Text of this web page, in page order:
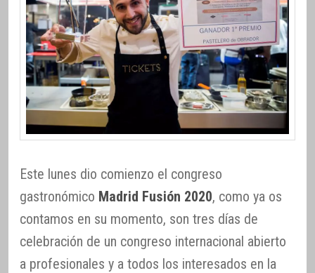
Este lunes dio comienzo el congreso
gastronómico Madrid Fusión 2020, como ya os
contamos en su momento, son tres días de
celebración de un congreso internacional abierto
a profesionales y a todos los interesados en la